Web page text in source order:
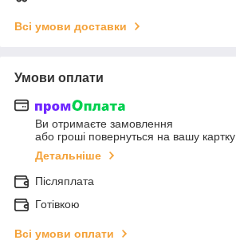
Всі умови доставки
Умови оплати
Ви отримаєте замовлення
або гроші повернуться на вашу картку
Детальніше
Післяплата
Готівкою
Всі умови оплати